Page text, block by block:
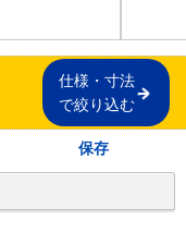
仕様・寸法
で絞り込む
保存